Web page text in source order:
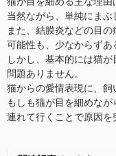
当然ながら、単純にまぶ
また、結膜炎などの目
可能性も、少なからずあ
しかし、基本的には猫
問題ありません。
猫からの愛情表現に、飼
もしも猫が目を細めな
連れて行くことで原因を